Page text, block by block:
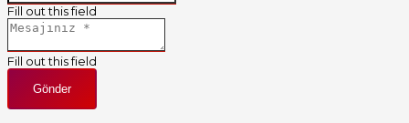
Fill out this field
Fill out this field
Gönder